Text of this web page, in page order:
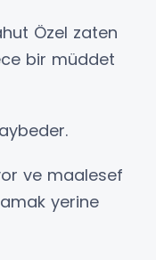
Özel zaten
bir müddet
ve maalesef
yerine